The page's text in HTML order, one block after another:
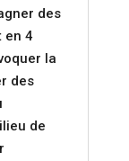
des
en 4
la
des
de